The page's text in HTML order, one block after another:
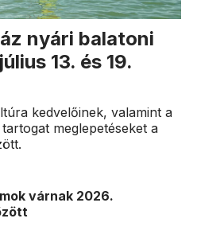
nyári balatoni
13. és 19.
kedvelőinek, valamint a
meglepetéseket a
várnak 2026.